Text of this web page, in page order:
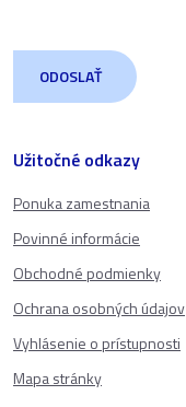
Užitočné odkazy
Ponuka zamestnania
Povinné informácie
Obchodné podmienky
Ochrana osobných údajov
Vyhlásenie o prístupnosti
Mapa stránky